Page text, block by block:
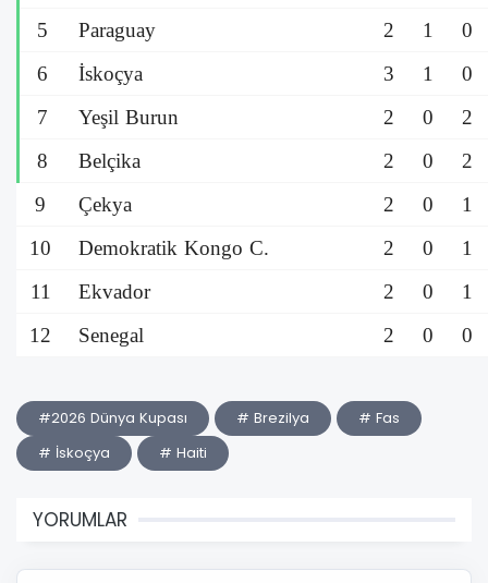
5
Paraguay 2 1
0
6
İskoçya 3 1
0
7
Yeşil Burun 2 0
2
8
Belçika 2 0
2
9
Çekya 2 0
1
10
Demokratik Kongo C. 2 0
1
11
Ekvador 2 0
1
12
Senegal 2 0 0
#2026 Dünya Kupası # Brezilya
# Fas
# İskoçya
# Haiti
YORUMLAR